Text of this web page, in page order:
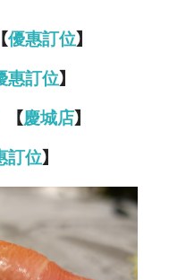
優惠訂位】
惠訂位】
【慶城店】
訂位】